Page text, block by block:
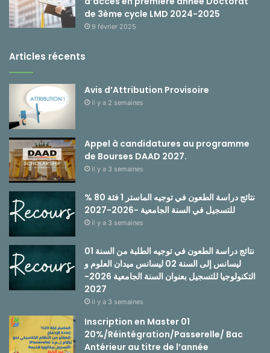
de 3ème cycle LMD 2024-2025
9 février 2025
Articles récents
Avis d’Attribution Provisoire
il y a 2 semaines
Appel à candidatures au programme
de Bourses DAAD 2027.
il y a 3 semaines
نتائج دراسة الطعون في توجيه الماستر 1 فئة 80 %
للتسجيل في السنة الجامعية -2026-2027
il y a 3 semaines
نتائج دراسة الطعون في توجيه الطلبة من السنة 01
ليسانس إلى السنة 02 ليسانس ميدان العلوم و
التكنولوجيا للتسجيل بعنوان السنة الجامعية 2026-
2027
il y a 3 semaines
Inscription en Master 01
20%/Réintégration/Passerelle/ Bac
Antérieur au titre de l’année